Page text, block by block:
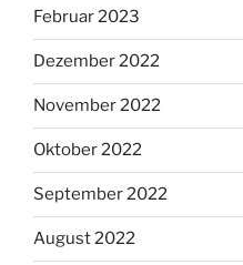
Februar 2023
Dezember 2022
November 2022
Oktober 2022
September 2022
August 2022